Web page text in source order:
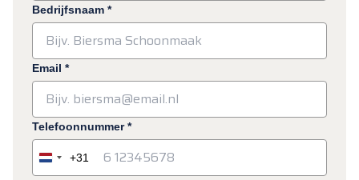
Bedrijfsnaam *
Email *
Telefoonnummer*
Netherlands
+31